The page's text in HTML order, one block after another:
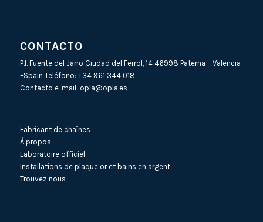
CONTACTO
P.I. Fuente del Jarro Ciudad del Ferrol, 14 46998 Paterna – Valencia
–Spain Teléfono: +34 961 344 018
Contacto e-mail: opla@opla.es
Fabricant de chaînes
À propos
Laboratoire officiel
Installations de plaque or et bains en argent
Trouvez nous